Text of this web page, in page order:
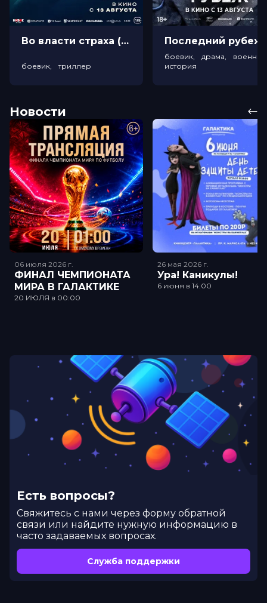
Во власти страха (18+)
боевик, триллер
боевик, драма,
история
Новости
06 июля 2026 г.
ФИНАЛ ЧЕМПИОНАТА
МИРА В ГАЛАКТИКЕ
20 ИЮЛЯ в 00:00
26 мая 2026 г.
Ура! Каникулы!
6 июня в 14.00
Есть вопросы?
Cвяжитесь с нами через форму обратной
связи или найдите нужную информацию в
часто задаваемых вопросах.
Служба поддержки